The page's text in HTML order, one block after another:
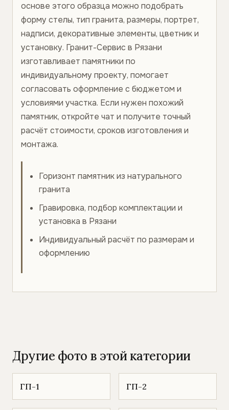
основе этого образца можно подобрать
форму стелы, тип гранита, размеры, портрет,
надписи, декоративные элементы, цветник и
установку. Гранит-Сервис в Рязани
изготавливает памятники по
индивидуальному проекту, помогает
согласовать оформление с бюджетом и
условиями участка. Если нужен похожий
памятник, откройте чат и получите точный
расчёт стоимости, сроков изготовления и
монтажа.
Горизонт памятник из натурального
гранита
Гравировка, подбор комплектации и
установка в Рязани
Индивидуальный расчёт по размерам и
оформлению
Другие фото в этой категории
ГП-1 ГП-2